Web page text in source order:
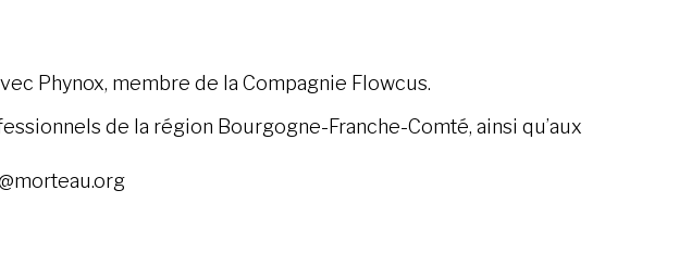
Phynox, membre de la Compagnie Flowcus.
de la région Bourgogne-Franche-Comté, ainsi qu’aux